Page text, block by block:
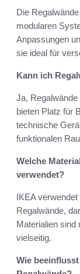
Die
modularen
Anpassungen
sie ideal für
Kann ich
Ja,
bieten Platz für
technische
funktionalen
Welche
verwendet?
IKEA
Regalwände,
Materialien sind
vielseitig.
Wie